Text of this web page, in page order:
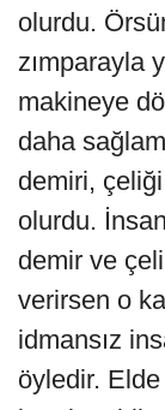
olurdu.
zımparayla
makineye
daha
demiri,
olurdu.
demir ve
verirsen o
idmansız
öyledir. Elde